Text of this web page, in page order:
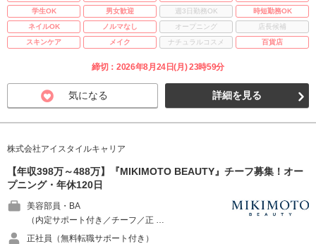
学生OK
男女歓迎 週3日勤務OK
時短勤務OK
ネイルOK
ノルマなし オープニング
店長候補
スキンケア
メイク ナチュラルコスメ 百貨店
締切：2026年8月24日(月) 23時59分
気になる 詳細を見る
株式会社アイスタイルキャリア
【年収398万～488万】『MIKIMOTO BEAUTY』チーフ募集！オー
プニング・年休120日
美容部員・BA
（内定サポート付き／チーフ／正 …
正社員（無料転職サポート付き）